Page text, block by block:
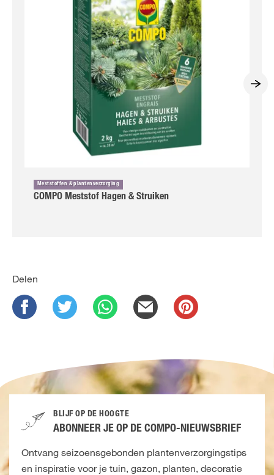
Meststoffen & plantenverzorging
COMPO Meststof Hagen & Struiken
Delen
BLIJF OP DE HOOGTE
ABONNEER JE OP DE COMPO-NIEUWSBRIEF
Ontvang seizoensgebonden plantenverzorgingstips
en inspiratie voor je tuin, gazon, planten, decoratie